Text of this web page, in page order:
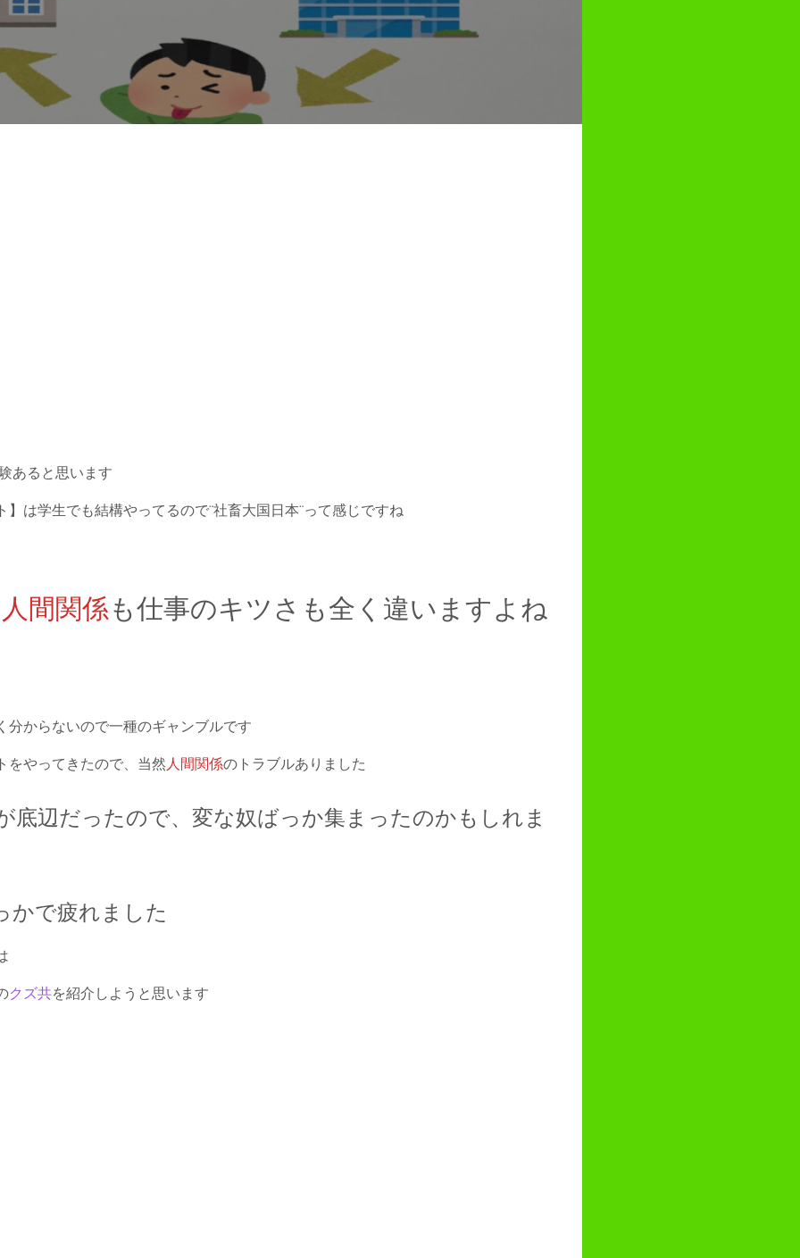
あると思います
】は学生でも結構やってるので¨社畜大国日本¨って感じですね
人間関係も仕事のキツさも全く違いますよね
分からないので一種のギャンブルです
をやってきたので、当然 人間関係のトラブルありました
底辺だったので、変な奴ばっか集まったのかもしれま
かで疲れました
クズ共を紹介しようと思います